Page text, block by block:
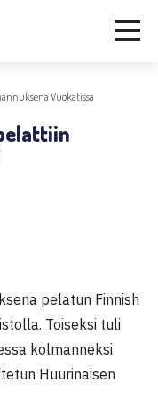
Vuokatissa
pelatun Finnish
Toiseksi tuli
kolmanneksi
Huurinaisen